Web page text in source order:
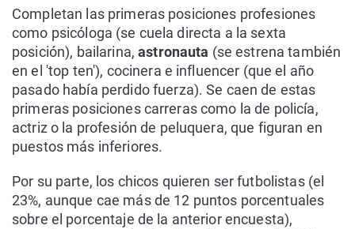
Completan las primeras posiciones profesiones
como psicóloga (se cuela directa a la sexta
posición), bailarina,astronauta (se estrena también
en el 'top ten'), cocinera e influencer (que el año
pasado había perdido fuerza). Se caen de estas
primeras posiciones carreras como la de policía,
actriz o la profesión de peluquera, que figuran en
puestos más inferiores.
Por su parte, los chicos quieren ser futbolistas (el
23%, aunque cae más de 12 puntos porcentuales
sobre el porcentaje de la anterior encuesta),